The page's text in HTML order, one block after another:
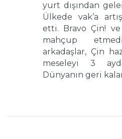
yurt dışından
Ülkede vak’a
etti. Bravo Çin!
mahçup
arkadaşlar, Çin
meseleyi 3
Dünyanın geri